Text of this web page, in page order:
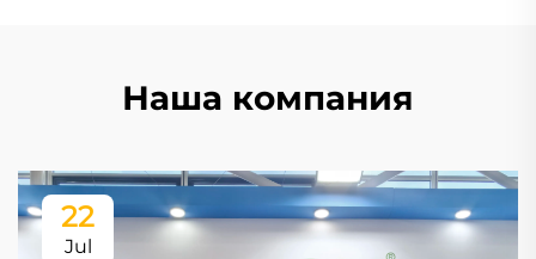
Наша компания
22
Jul